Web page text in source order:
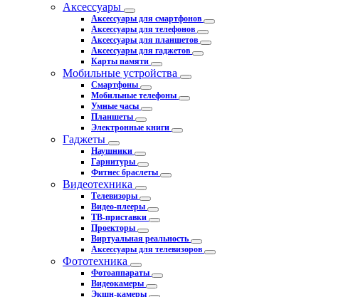
Аксессуары
Аксессуары для смартфонов
Аксессуары для телефонов
Аксессуары для планшетов
Аксессуары для гаджетов
Карты памяти
Мобильные устройства
Смартфоны
Мобильные телефоны
Умные часы
Планшеты
Электронные книги
Гаджеты
Наушники
Гарнитуры
Фитнес браслеты
Видеотехника
Телевизоры
Видео-плееры
ТВ-приставки
Проекторы
Виртуальная реальность
Аксессуары для телевизоров
Фототехника
Фотоаппараты
Видеокамеры
Экшн-камеры